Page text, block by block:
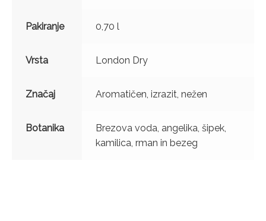
Pakiranje 0,70 l
Vrsta London Dry
Značaj Aromatičen, izrazit, nežen
Botanika
Brezova voda, angelika, šipek,
kamilica, rman in bezeg